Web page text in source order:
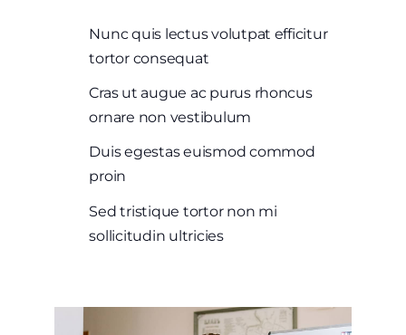
Nunc quis lectus volutpat efficitur
tortor consequat
Cras ut augue ac purus rhoncus
ornare non vestibulum
Duis egestas euismod commod
proin
Sed tristique tortor non mi
sollicitudin ultricies